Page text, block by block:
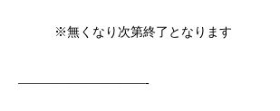
※無くなり次第終了となります
——————————-